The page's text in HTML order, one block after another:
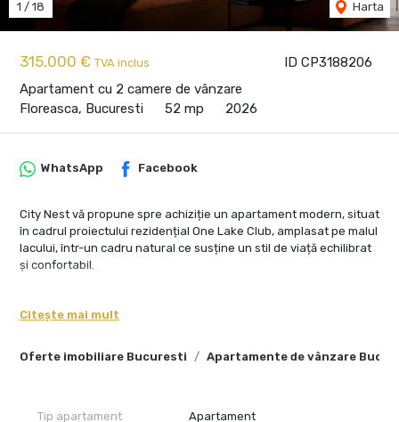
ID CP3188206
315,000 € TVA inclus
Apartament cu 2 camere de vânzare
Floreasca, Bucuresti
52 mp 2026
1 / 18 Harta
Oferte imobiliare Bucuresti Apartamente de vânzare
WhatsApp Facebook
City Nest vă propune spre achiziție un apartament modern, situat
în cadrul proiectului rezidențial One Lake Club, amplasat pe malul
lacului, într-un cadru natural ce susține un stil de viață echilibrat
și confortabil.
cu soluții moderne menite să asigure confortul zilnic, precum
home, oferind posibilitatea controlului facil al temperaturii,
Proprietatea este situată la etajul 10 și oferă o vedere liberă către
Citește mai mult
Tip apartament Apartament